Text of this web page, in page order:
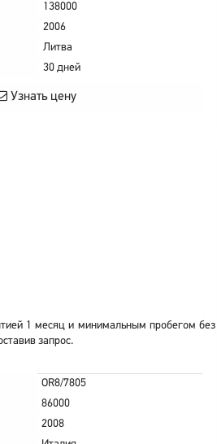
138000
2006
Литва
30 дней
Узнать цену
1 месяц и минимальным пробегом без
запрос.
OR8/7805
86000
2008